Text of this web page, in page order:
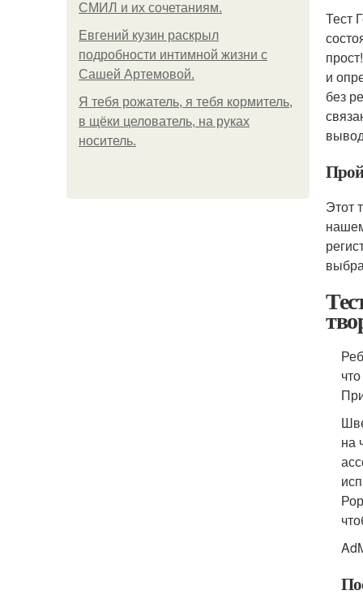
СМИЛ и их сочетаниям.
Евгений кузин раскрыл
подробности интимной жизни с
Сашей Артемовой.
Я тебя рожатель, я тебя кормитель,
в щёки целователь, на руках
носитель.
Тест
и
без
Этот
на